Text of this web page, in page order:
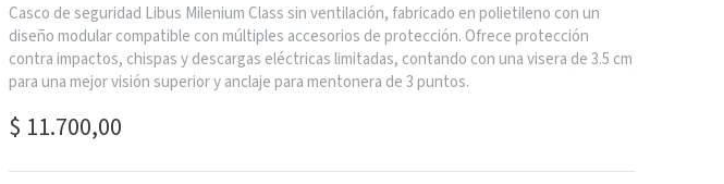
Casco de seguridad Libus Milenium Class sin ventilación, fabricado en polietileno con un
diseño modular compatible con múltiples accesorios de protección. Ofrece protección
contra impactos, chispas y descargas eléctricas limitadas, contando con una visera de 3.5 cm
para una mejor visión superior y anclaje para mentonera de 3 puntos.
$ 11.700,00